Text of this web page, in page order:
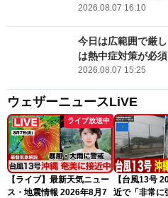
2026.08.07 16:10
今日は広範囲で厳
は熱中症対策が必須
2026.08.07 15:25
ウェザーニュースLiVE
ライブ放送中
【ライブ】最新天気ニュー
ス・地震情報 2026年8月7
【台風13号
近で「非常に